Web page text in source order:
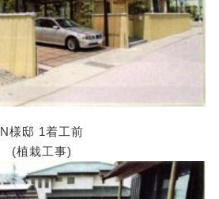
N様邸 1着工前
(植栽工事)